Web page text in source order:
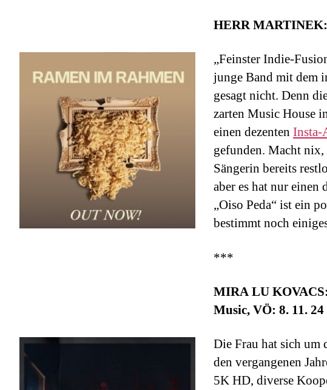
HERR MARTINEK:
„Feinster Indie-
junge Band mit dem
gesagt nicht. Denn
zarten Music House
einen dezenten Insta-
gefunden. Macht
Sängerin bereits
aber es hat nur einen
„Oiso Peda“ ist ein
bestimmt noch
***
MIRA LU KOVACS:
Music, VÖ: 8. 11. 24
Die Frau hat sich
den vergangenen
5K HD, diverse